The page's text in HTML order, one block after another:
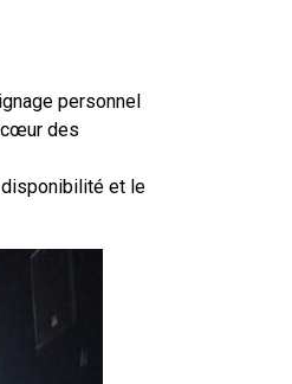
personnel
cœur des
disponibilité et le